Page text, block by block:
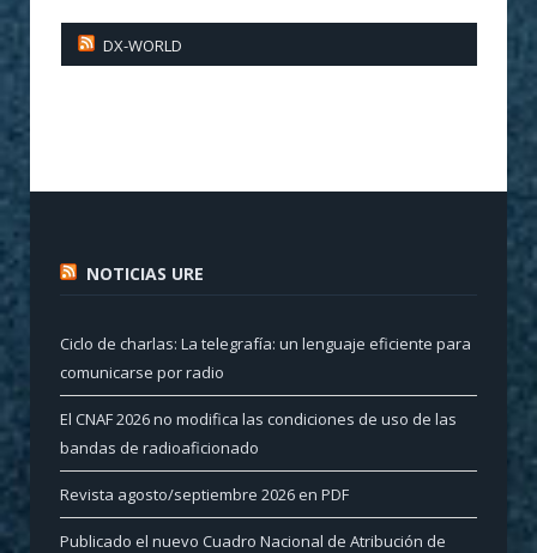
DX-WORLD
NOTICIAS URE
Ciclo de charlas: La telegrafía: un lenguaje eficiente para
comunicarse por radio
El CNAF 2026 no modifica las condiciones de uso de las
bandas de radioaficionado
Revista agosto/septiembre 2026 en PDF
Publicado el nuevo Cuadro Nacional de Atribución de